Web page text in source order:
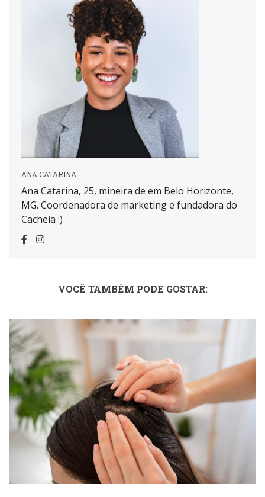
ANA CATARINA
Ana Catarina, 25, mineira de em Belo Horizonte,
MG. Coordenadora de marketing e fundadora do
Cacheia :)
VOCÊ TAMBÉM PODE GOSTAR: